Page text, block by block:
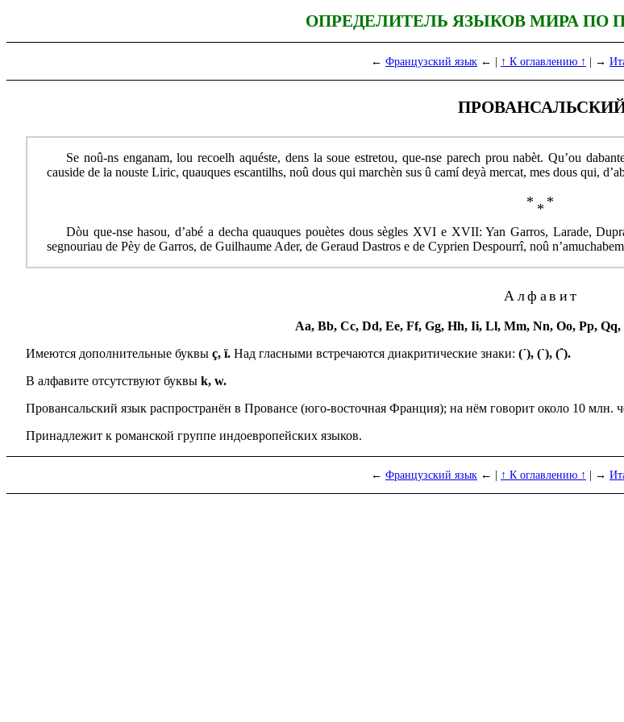
ОПРЕДЕЛИТЕЛЬ ЯЗЫКОВ МИРА ПО
← Французский язык ← | ↑ К оглавлению ↑ | →
Se noû-ns enganam, lou recoelh aquéste, dens la soue estretou, que-nse parech prou nabèt. Qu’ou
causide de la nouste Liric, quauques escantilhs, noû dous qui marchèn sus û camí deyà mercat, mes dous qui,
* * *
Dòu que-nse hasou, d’abé a decha quauques pouètes dous sègles XVI e XVII: Yan Garros, Larade,
segnouriau de Pèy de Garros, de Guilhaume Ader, de Geraud Dastros e de Cyprien Despourrî, noû
Алфавит
Aa, Bb, Cc, Dd, Ee, Ff, Gg, Hh, Ii, Ll, Mm, Nn, Oo, Pp,
Имеются дополнительные буквы ç, ï. Над гласными встречаются диакритические знаки: (´), (`), (ˆ).
В алфавите отсутствуют буквы k, w.
Провансальский язык распространён в Провансе (юго-восточная Франция); на нём гово­рит около 10 млн.
Принадлежит к романской группе индоевропейских языков.
← Французский язык ← | ↑ К оглавлению ↑ | →